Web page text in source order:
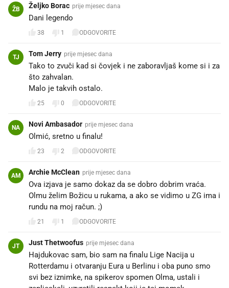
ŽB Željko Borac prije mjesec dana
Dani legendo ❤️
38 1 ODGOVORITE
TJ Tom Jerry prije mjesec dana
Tako to zvuči kad si čovjek i ne zaboravljaš kome si i za
što zahvalan.
Malo je takvih ostalo.
25 0 ODGOVORITE
NA Novi Ambasador prije mjesec dana
Olmić, sretno u finalu! 💙💙💙
23 2 ODGOVORITE
AM Archie McClean prije mjesec dana
Ova izjava je samo dokaz da se dobro dobrim vraća.
Olmu želim Božicu u rukama, a ako se vidimo u ZG ima i
rundu na moj račun. ;)
21 1 ODGOVORITE
JT Just Thetwoofus prije mjesec dana
Hajdukovac sam, bio sam na finalu Lige Nacija u
Rotterdamu i otvaranju Eura u Berlinu i oba puno smo
svi bez iznimke, na spikerov spomen Olma, ustali i